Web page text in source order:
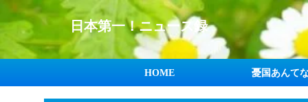
日本第一！ニュース録
HOME 憂国あんて